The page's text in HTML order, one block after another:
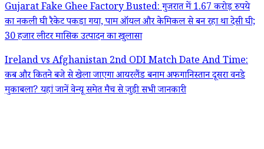
Gujarat Fake Ghee Factory Busted: गुजरात में 1.67 करोड़ रुपये
का नकली घी रैकेट पकड़ा गया, पाम ऑयल और केमिकल से बन रहा था देसी घी;
30 हजार लीटर मासिक उत्पादन का खुलासा
Ireland vs Afghanistan 2nd ODI Match Date And Time:
कब और कितने बजे से खेला जाएगा आयरलैंड बनाम अफगानिस्तान दूसरा वनडे
मुकाबला? यहां जानें वेन्यू समेत मैच से जुड़ी सभी जानकारी